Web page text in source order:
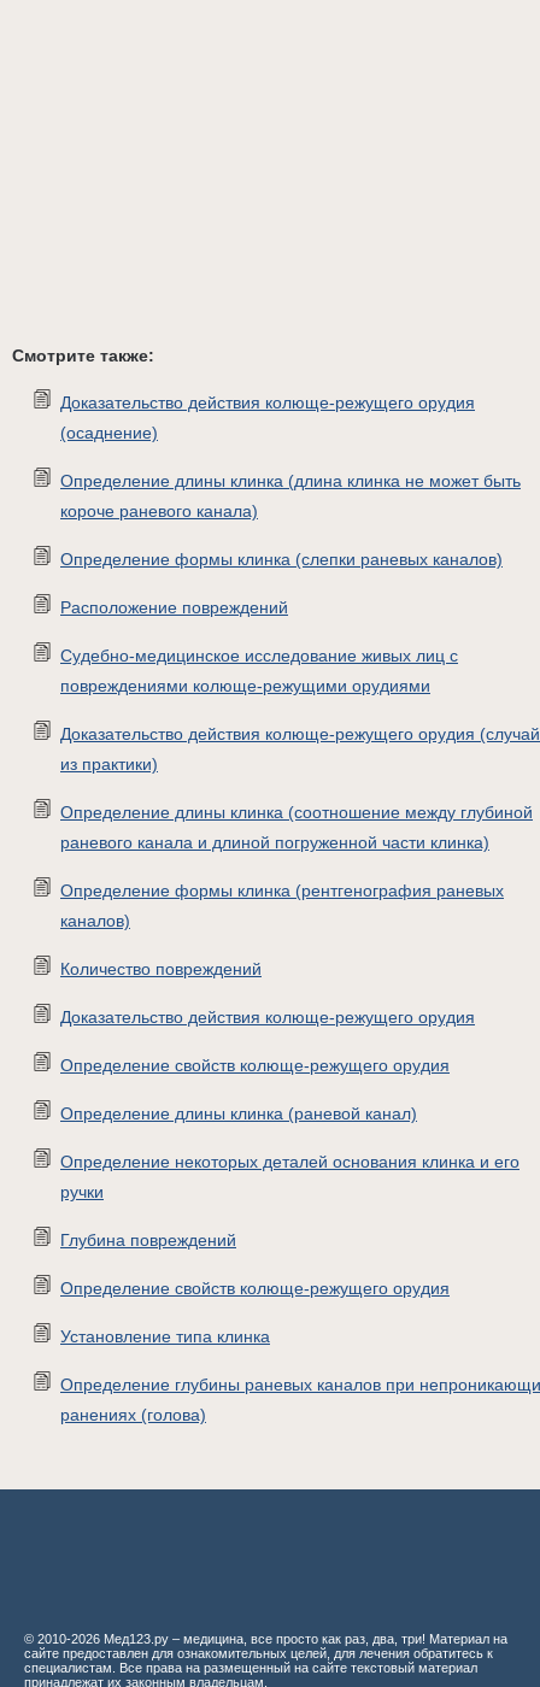
Смотрите также:
Доказательство действия колюще-режущего орудия
(осаднение)
Определение длины клинка (длина клинка не может быть
короче раневого канала)
Определение формы клинка (слепки раневых каналов)
Расположение повреждений
Судебно-медицинское исследование живых лиц с
повреждениями колюще-режущими орудиями
Доказательство действия колюще-режущего орудия (случай
из практики)
Определение длины клинка (соотношение между глубиной
раневого канала и длиной погруженной части клинка)
Определение формы клинка (рентгенография раневых
каналов)
Количество повреждений
Доказательство действия колюще-режущего орудия
Определение свойств колюще-режущего орудия
Определение длины клинка (раневой канал)
Определение некоторых деталей основания клинка и его
ручки
Глубина повреждений
Определение свойств колюще-режущего орудия
Установление типа клинка
Определение глубины раневых каналов при
ранениях (голова)
© 2010-2026 Мед123.ру – медицина, все просто как раз, два, три! Материал на
сайте предоставлен для ознакомительных целей, для лечения обратитесь к
специалистам. Все права на размещенный на сайте текстовый материал
принадлежат их законным владельцам.